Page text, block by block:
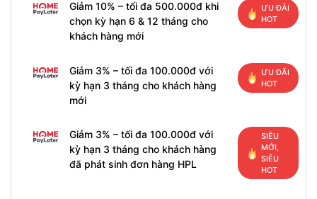
Giảm 10% – tối đa 500.000đ khi
chọn kỳ hạn 6 & 12 tháng cho
khách hàng mới
ƯU ĐÃI
HOT
Giảm 3% – tối đa 100.000đ với
kỳ hạn 3 tháng cho khách hàng
mới
ƯU ĐÃI
HOT
Giảm 3% – tối đa 100.000đ với
kỳ hạn 3 tháng cho khách hàng
đã phát sinh đơn hàng HPL
SIÊU
MỚI,
SIÊU
HOT